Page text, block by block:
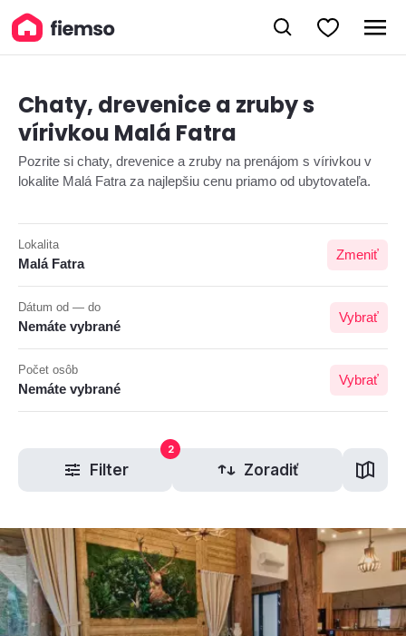
Chaty, drevenice a zruby s
vírivkou Malá Fatra
Pozrite si chaty, drevenice a zruby na prenájom s vírivkou v
lokalite Malá Fatra za najlepšiu cenu priamo od ubytovateľa.
Lokalita
Malá Fatra
Zmeniť
Dátum od — do
Nemáte vybrané
Vybrať
Počet osôb
Nemáte vybrané
Vybrať
Filter
2
Zoradiť